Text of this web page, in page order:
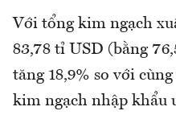
Với tổng kim ngạch
83,78 tỉ USD (bằng
tăng 18,9% so với
kim ngạch nhập khẩu